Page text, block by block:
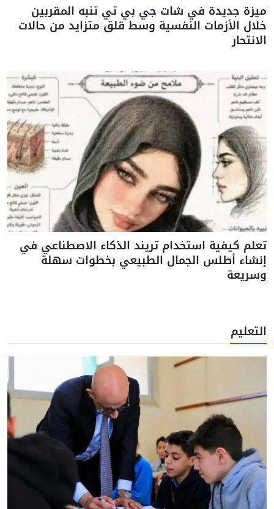
ميزة جديدة في شات جي بي تي تنبه المقربين
خلال الأزمات النفسية وسط قلق متزايد من حالات
الانتحار
تعلم كيفية استخدام تريند الذكاء الاصطناعي في
إنشاء أطلس الجمال الطبيعي بخطوات سهلة
وسريعة
التعليم